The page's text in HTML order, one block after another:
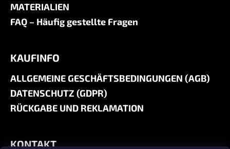
MATERIALIEN
FAQ – Häufig gestellte Fragen
KAUFINFO
ALLGEMEINE GESCHÄFTSBEDINGUNGEN (AGB)
DATENSCHUTZ (GDPR)
RÜCKGABE UND REKLAMATION
KONTAKT